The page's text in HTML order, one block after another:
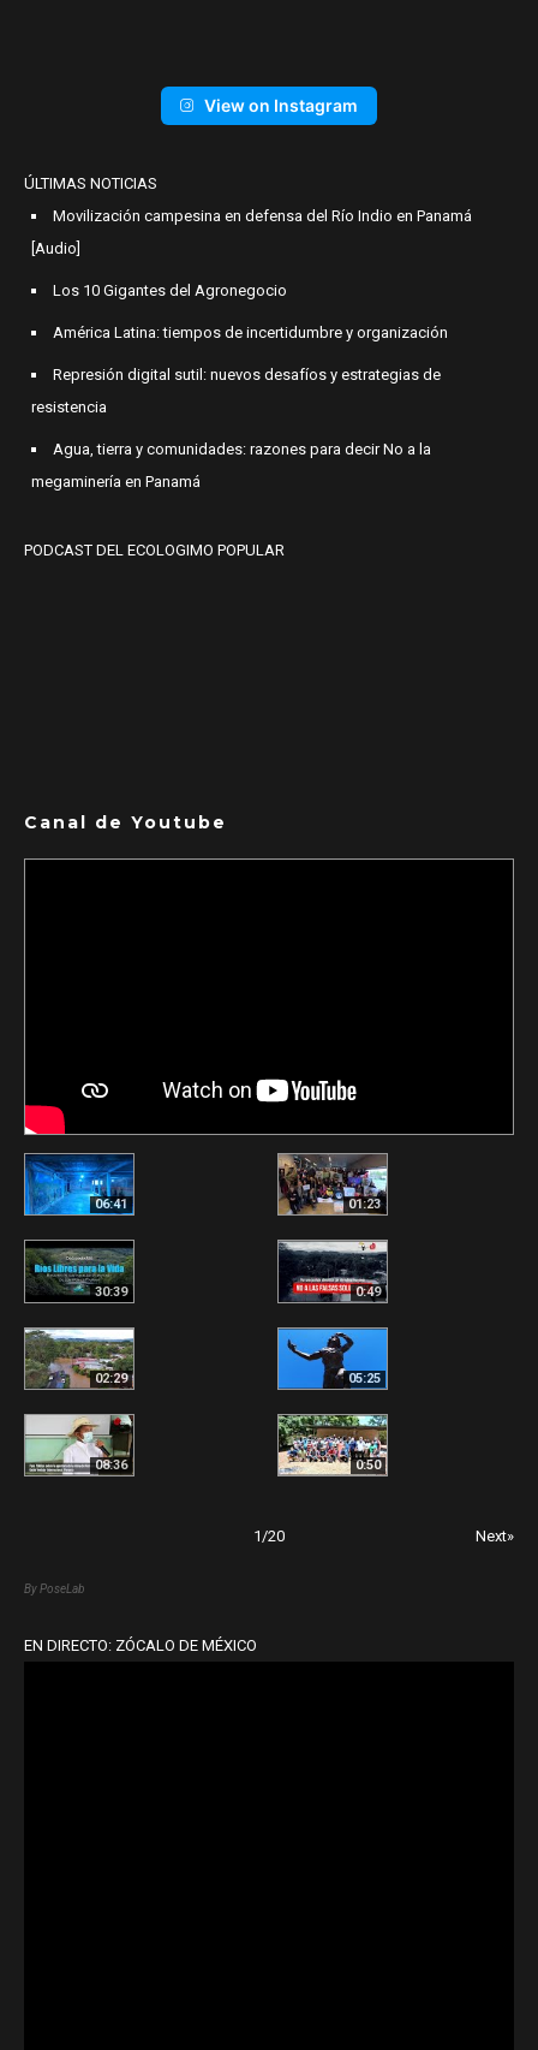
View on Instagram
ÚLTIMAS NOTICIAS
Movilización campesina en defensa del Río Indio en Panamá
[Audio]
Los 10 Gigantes del Agronegocio
América Latina: tiempos de incertidumbre y organización
Represión digital sutil: nuevos desafíos y estrategias de
resistencia
Agua, tierra y comunidades: razones para decir No a la
megaminería en Panamá
PODCAST DEL ECOLOGIMO POPULAR
Canal de Youtube
06:41 01:23
30:39 0:49
02:29 05:25
08:36 0:50
1/20 Next»
By PoseLab
EN DIRECTO: ZÓCALO DE MÉXICO